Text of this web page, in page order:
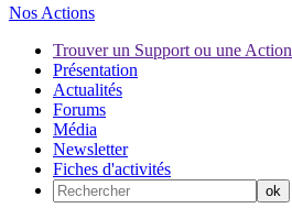
Nos Actions
Trouver un Support ou une Action
Présentation
Actualités
Forums
Média
Newsletter
Fiches d'activités